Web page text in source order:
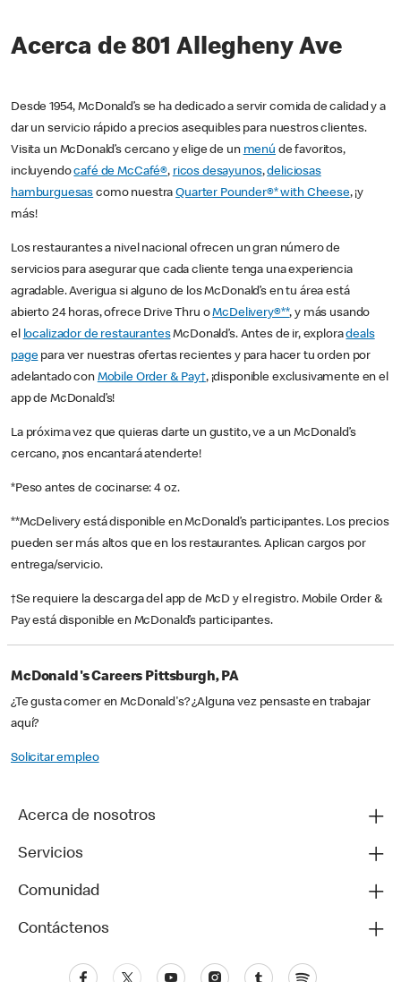
Acerca de 801 Allegheny Ave
Desde 1954, McDonald’s se ha dedicado a servir comida de calidad y a
dar un servicio rápido a precios asequibles para nuestros clientes.
Visita un McDonald’s cercano y elige de un menú de favoritos,
incluyendocafé de McCafé®, ricos desayunos,deliciosas
hamburguesas como nuestraQuarter Pounder®* with Cheese, ¡y
más!
Los restaurantes a nivel nacional ofrecen un gran número de
servicios para asegurar que cada cliente tenga una experiencia
agradable. Averigua si alguno de los McDonald’s en tu área está
abierto 24 horas, ofrece Drive Thru oMcDelivery®**, y más usando
el localizador de restaurantesMcDonald’s. Antes de ir, exploradeals
pagepara ver nuestras ofertas recientes y para hacer tu orden por
adelantado con Mobile Order & Pay†, ¡disponible exclusivamente en el
app de McDonald’s!
La próxima vez que quieras darte un gustito, ve a un McDonald’s
cercano, ¡nos encantará atenderte!
*Peso antes de cocinarse: 4 oz.
**McDelivery está disponible en McDonald’s participantes. Los precios
pueden ser más altos que en los restaurantes. Aplican cargos por
entrega/servicio.
†Se requiere la descarga del app de McD y el registro. Mobile Order &
Pay está disponible en McDonald’s participantes.
McDonald's Careers Pittsburgh, PA
¿Te gusta comer en McDonald's? ¿Alguna vez pensaste en trabajar
aquí?
Solicitar empleo
Acerca de nosotros
Servicios
Comunidad
Contáctenos